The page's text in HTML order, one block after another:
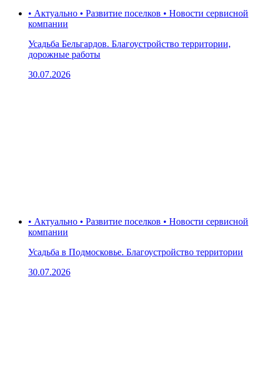
• Актуально • Развитие поселков • Новости сервисной
компании
Усадьба Бельгардов. Благоустройство территории,
дорожные работы
30.07.2026
• Актуально • Развитие поселков • Новости сервисной
компании
Усадьба в Подмосковье. Благоустройство территории
30.07.2026